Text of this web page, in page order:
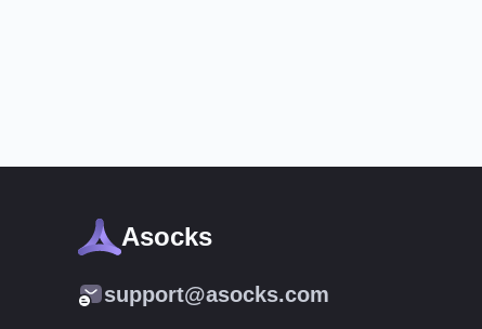
Asocks
support@asocks.com